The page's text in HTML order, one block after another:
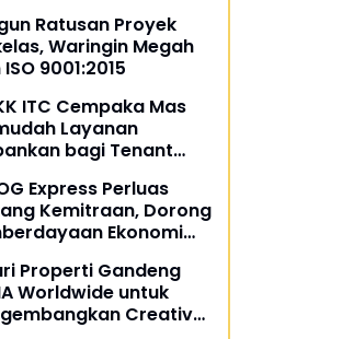
Ratusan Proyek
Waringin Megah
ISO 9001:2015
ITC Cempaka Mas
Layanan
bagi Tenant
Express Perluas
Kemitraan, Dorong
Ekonomi
Properti Gandeng
Worldwide untuk
Creative